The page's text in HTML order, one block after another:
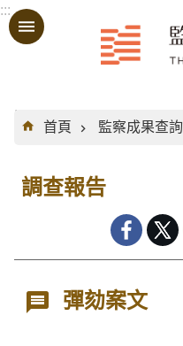
跳到主要內容區塊
:::
:::
首頁
監察成果查詢
調查報告
彈劾案文